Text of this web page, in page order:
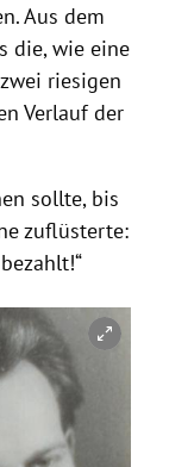
Aus dem
die, wie eine
riesigen
Verlauf der
sollte, bis
zuflüsterte: